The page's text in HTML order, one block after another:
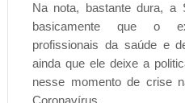
Na nota, bastante dura, a
basicamente que o
profissionais da saúde e
ainda que ele deixe a
nesse momento de crise
Coronavírus.